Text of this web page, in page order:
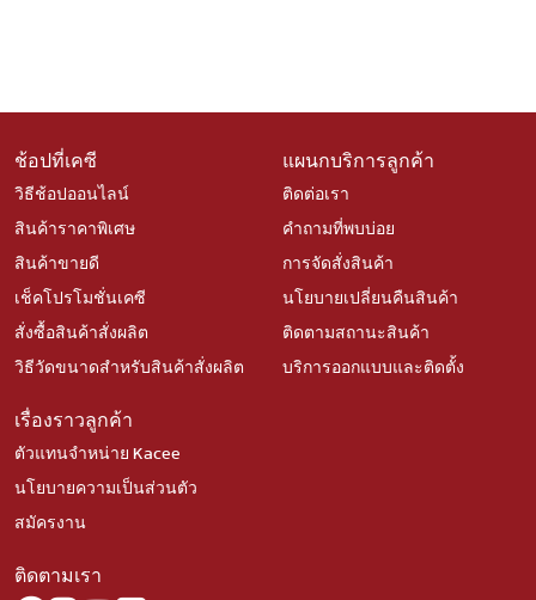
ช้อปที่เคซี
วิธีช้อปออนไลน์
สินค้าราคาพิเศษ
สินค้าขายดี
เช็คโปรโมชั่นเคซี
สั่งซื้อสินค้าสั่งผลิต
วิธีวัดขนาดสำหรับสินค้าสั่งผลิต
แผนกบริการลูกค้า
ติดต่อเรา
คำถามที่พบบ่อย
การจัดสั่งสินค้า
นโยบายเปลี่ยนคืนสินค้า
ติดตามสถานะสินค้า
บริการออกแบบและติดตั้ง
เรื่องราวลูกค้า
ตัวแทนจำหน่าย Kacee
นโยบายความเป็นส่วนตัว
สมัครงาน
ติดตามเรา